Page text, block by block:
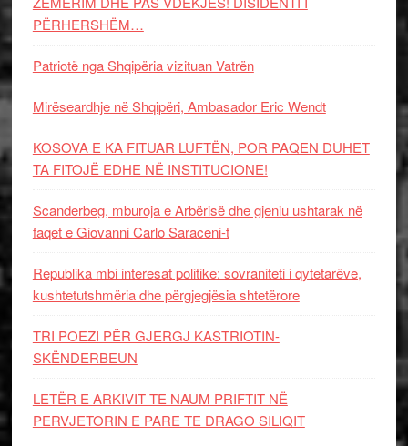
PËRHERSHËM…
Patriotë nga Shqipëria vizituan Vatrën
Mirëseardhje në Shqipëri, Ambasador Eric Wendt
KOSOVA E KA FITUAR LUFTËN, POR PAQEN DUHET
TA FITOJË EDHE NË INSTITUCIONE!
Scanderbeg, mburoja e Arbërisë dhe gjeniu ushtarak në
faqet e Giovanni Carlo Saraceni-t
Republika mbi interesat politike: sovraniteti i qytetarëve,
kushtetutshmëria dhe përgjegjësia shtetërore
TRI POEZI PËR GJERGJ KASTRIOTIN-
SKËNDERBEUN
LETËR E ARKIVIT TE NAUM PRIFTIT NË
PERVJETORIN E PARE TE DRAGO SILIQIT